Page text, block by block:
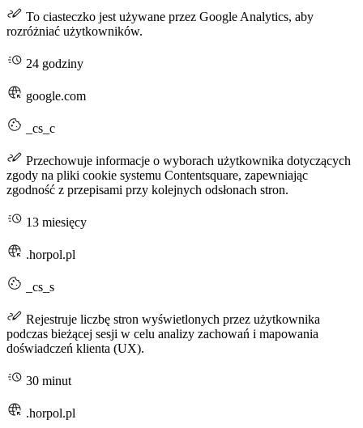
To ciasteczko jest używane przez Google Analytics, aby
rozróżniać użytkowników.
24 godziny
google.com
_cs_c
Przechowuje informacje o wyborach użytkownika dotyczących
zgody na pliki cookie systemu Contentsquare, zapewniając
zgodność z przepisami przy kolejnych odsłonach stron.
13 miesięcy
.horpol.pl
_cs_s
Rejestruje liczbę stron wyświetlonych przez użytkownika
podczas bieżącej sesji w celu analizy zachowań i mapowania
doświadczeń klienta (UX).
30 minut
.horpol.pl